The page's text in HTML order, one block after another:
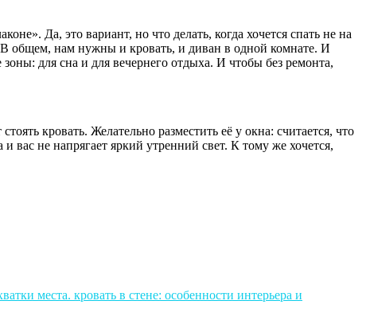
Да, это вариант, но что делать, когда хочется спать не на
В общем, нам нужны и кровать, и диван в одной комнате. И
для сна и для вечернего отдыха. И чтобы без ремонта,
кровать. Желательно разместить её у окна: считается, что
вас не напрягает яркий утренний свет. К тому же хочется,